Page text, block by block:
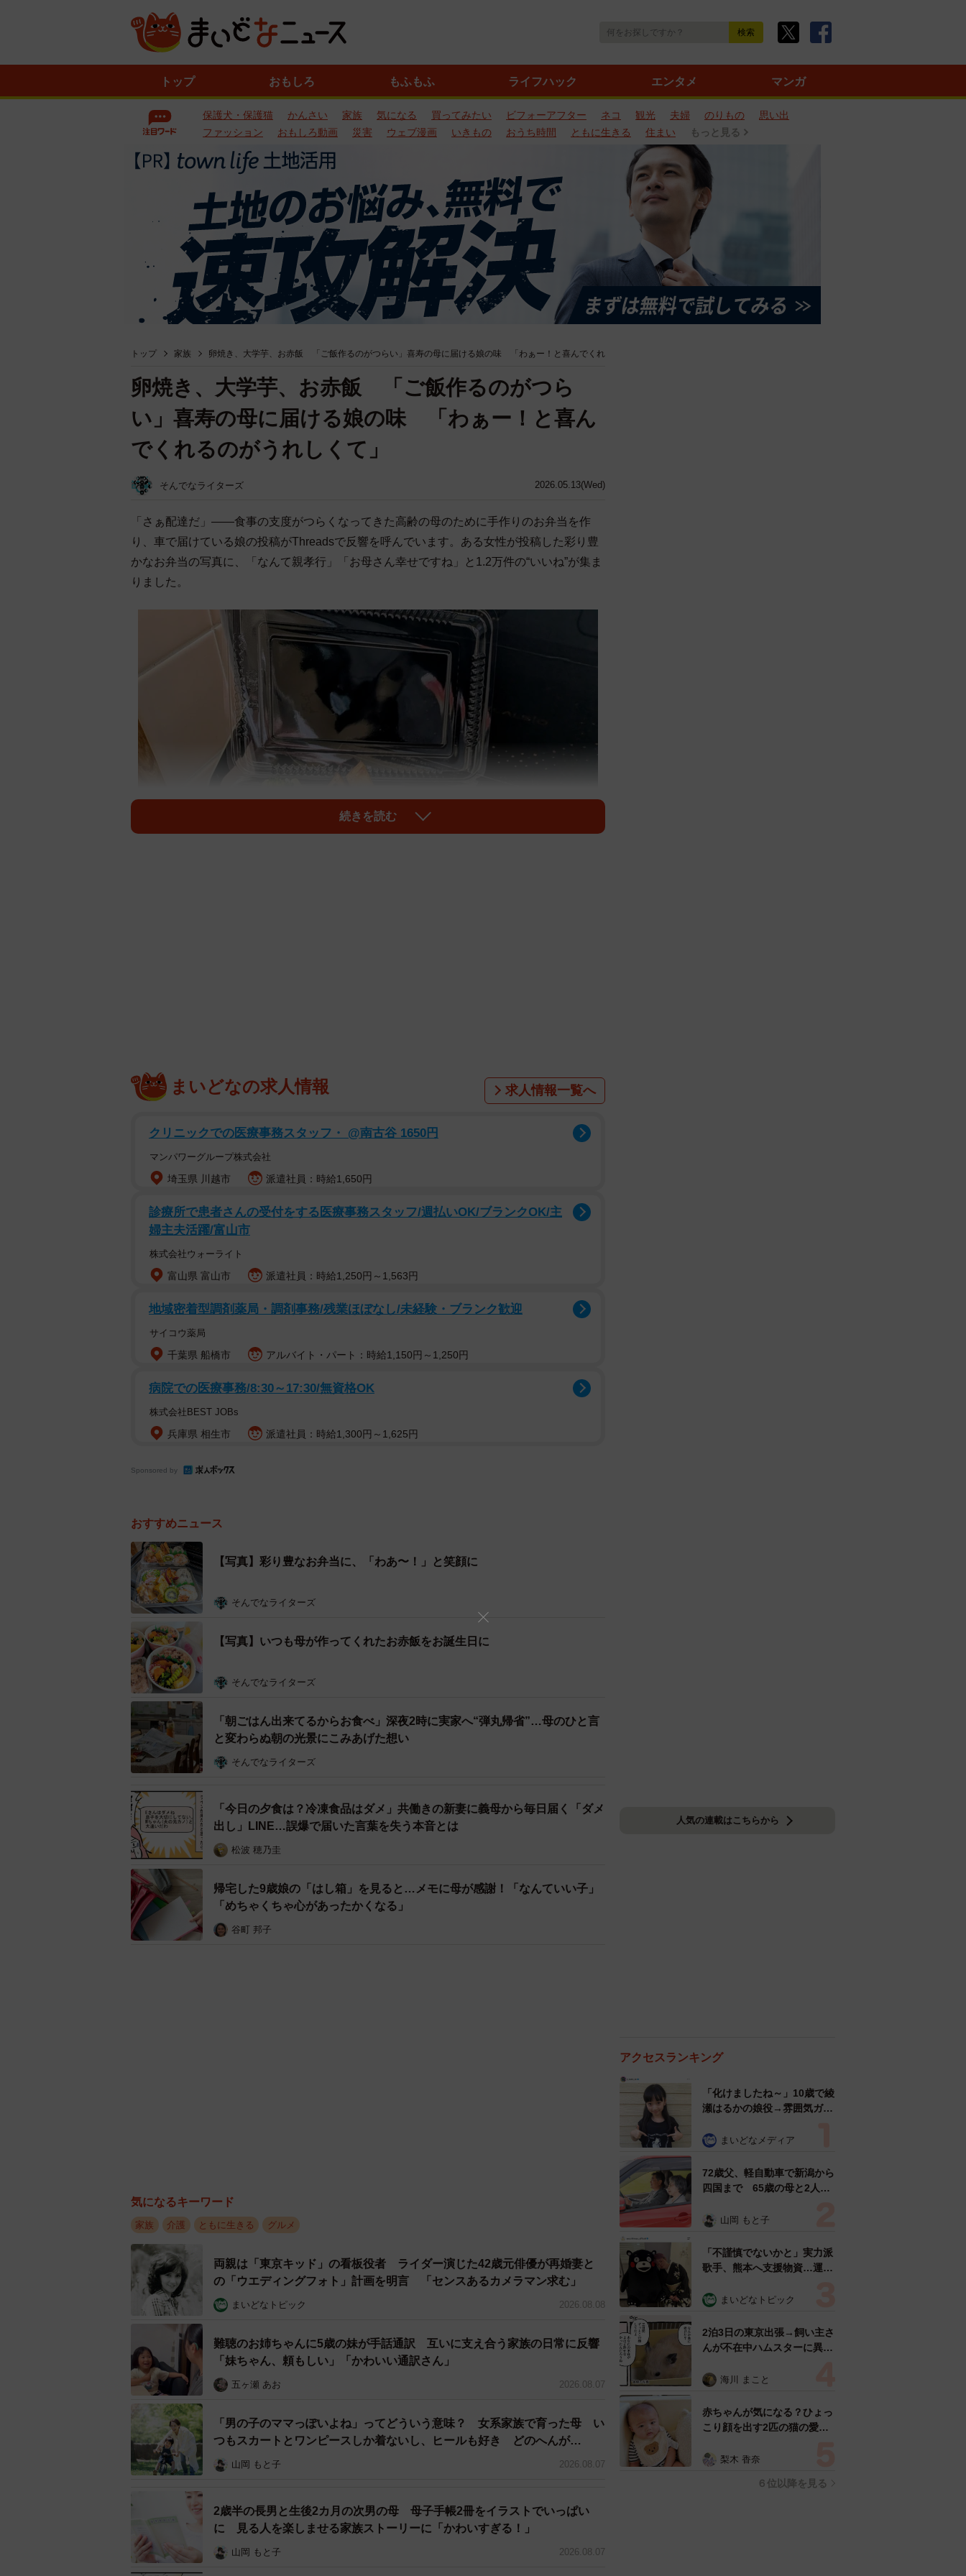
トップ おもしろ もふもふ ライフハック エンタメ マンガ
保護犬・保護猫 かんさい 家族 気になる 買ってみたい ビフォーアフター ネコ 観光 夫婦 のりもの
思い出
ファッション
おもしろ動画 災害 ウェブ漫画 いきもの おうち時間 ともに生きる 住まい もっと見る
トップ 家族 卵焼き、大学芋、お赤飯 「ご飯作るのがつらい」喜寿の母に届ける娘の味 「わぁー！と喜んでくれ
2026.05.13(Wed)
卵焼き、大学芋、お赤飯 「ご飯作るのがつら
い」喜寿の母に届ける娘の味 「わぁー！と喜ん
でくれるのがうれしくて」
そんでなライターズ
「さぁ配達だ」――食事の支度がつらくなってきた高齢の母のために手作りのお弁当を作
り、車で届けている娘の投稿がThreadsで反響を呼んでいます。ある女性が投稿した彩り豊
かなお弁当の写真に、「なんて親孝行」「お母さん幸せですね」と1.2万件の“いいね”が集ま
りました。
1/5
母のために作って届けたお弁当／maki-chiさん（@makichi226）提供
投稿したのは、もうすぐ80歳になる母を持つ、maki-chiさん（@makichi226）。お弁当は、
で、普段は2週間に1回ほどのペースで訪れているといいます。必要なものを事前に聞き、手
作りのお弁当とともに届けているそうです。
「田舎暮らしの母の味付けはいつも『しょうゆ味』ばかりなんです。なので、母が普段自分
では作らないようなおかずを作り、味付けがかぶらないように工夫しています。その方がい
ろいろ楽しめるかと思って」
この投稿の翌週には、母の誕生日会をしたといいます。maki-chiさんが子供の頃から、誕生
日には必ず作ってくれていたというのが「お赤飯」。今年はmaki-chiさんが母のためにお赤
飯を作ってあげたそうです。
「翌週にお赤飯を作ってお弁当にして、ケーキも一緒に持っていきました。私の娘も一緒に
3人で誕生日会をして、母の笑顔も普段より多く、久しぶりに賑やかな食事になったと思い
ます。母は『お赤飯を引き継いでくれて、嬉しいわぁ』と言ってくれました。母は蒸し器で
作ってくれていましたが、私は炊飯器で。今時の炊飯器は上手に作ってくれますね」
続きを読む
まいどなの求人情報 求人情報一覧へ
クリニックでの医療事務スタッフ・ @南古谷 1650円
マンパワーグループ株式会社
埼玉県 川越市 派遣社員：時給1,650円
診療所で患者さんの受付をする医療事務スタッフ/週払いOK/ブランクOK/主
婦主夫活躍/富山市
株式会社ウォーライト
富山県 富山市 派遣社員：時給1,250円～1,563円
地域密着型調剤薬局・調剤事務/残業ほぼなし/未経験・ブランク歓迎
サイコウ薬局
千葉県 船橋市 アルバイト・パート：時給1,150円～1,250円
病院での医療事務/8:30～17:30/無資格OK
株式会社BEST JOBs
兵庫県 相生市 派遣社員：時給1,300円～1,625円
Sponsored by
おすすめニュース
【写真】彩り豊なお弁当に、「わあ〜！」と笑顔に
そんでなライターズ
【写真】いつも母が作ってくれたお赤飯をお誕生日に
そんでなライターズ
「朝ごはん出来てるからお食べ」深夜2時に実家へ“弾丸帰省”…母のひと言
と変わらぬ朝の光景にこみあげた想い
そんでなライターズ
「今日の夕食は？冷凍食品はダメ」共働きの新妻に義母から毎日届く「ダメ
出し」LINE…誤爆で届いた言葉を失う本音とは
松波 穂乃圭
帰宅した9歳娘の「はし箱」を見ると…メモに母が感謝！「なんていい子」
「めちゃくちゃ心があったかくなる」
谷町 邦子
気になるキーワード
家族 介護 ともに生きる グルメ
両親は「東京キッド」の看板役者 ライダー演じた42歳元俳優が再婚妻と
の「ウエディングフォト」計画を明言 「センスあるカメラマン求む」
まいどなトピック 2026.08.08
難聴のお姉ちゃんに5歳の妹が手話通訳 互いに支え合う家族の日常に反響
「妹ちゃん、頼もしい」「かわいい通訳さん」
五ヶ瀬 あお 2026.08.07
「男の子のママっぽいよね」ってどういう意味？ 女系家族で育った母 い
つもスカートとワンピースしか着ないし、ヒールも好き どのへんが…
山岡 もと子 2026.08.07
2歳半の長男と生後2カ月の次男の母 母子手帳2冊をイラストでいっぱい
に 見る人を楽しませる家族ストーリーに「かわいすぎる！」
山岡 もと子 2026.08.07
人気の連載はこちらから
アクセスランキング
「化けましたね～」10歳で綾
瀬はるかの娘役→雰囲気ガラ
雰囲気が」「宝塚に入れそ
まいどなメディア
72歳父、軽自動車で新潟から
四国まで 65歳の母と2人で
憩まで分刻み… 「大学生で
山岡 もと子
「不謹慎でないかと」実力派
歌手、熊本へ支援物資…運搬
めらい 「痛いほど伝わる」
まいどなトピック
2泊3日の東京出張→飼い主さ
んが不在中ハムスターに異
「急に老けた？」【漫画】
海川 まこと
赤ちゃんが気になる？ひょっ
こり顔を出す2匹の猫の愛ら
わいい構図あります？」「ベ
梨木 香奈
６位以降を見る